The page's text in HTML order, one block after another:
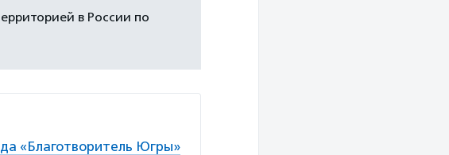
в России по
«Благотворитель Югры»